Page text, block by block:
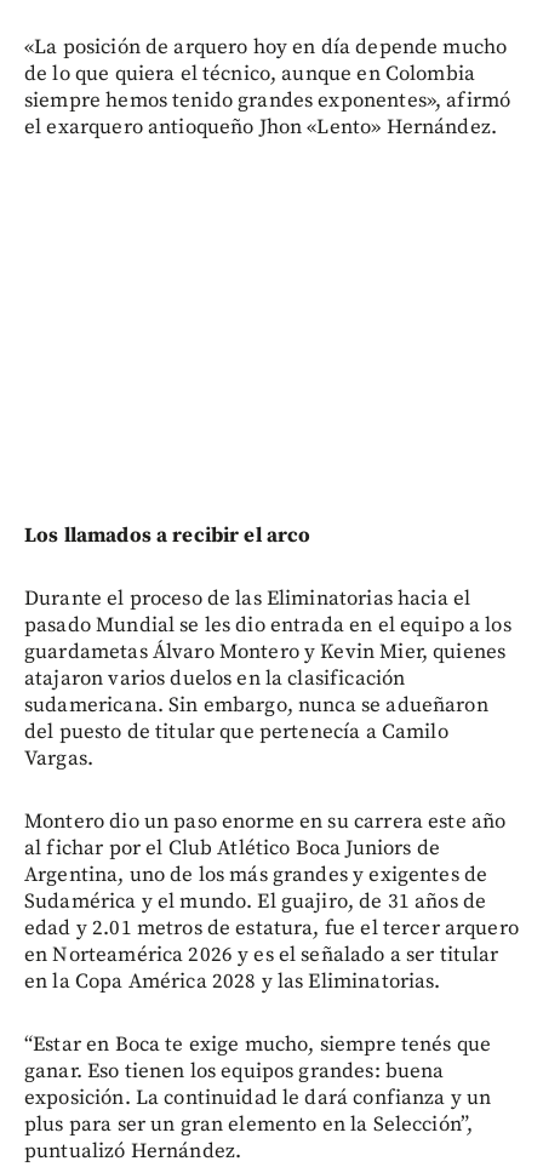
«La posición de arquero hoy en día depende mucho
de lo que quiera el técnico, aunque en Colombia
siempre hemos tenido grandes exponentes», afirmó
el exarquero antioqueño Jhon «Lento» Hernández.
Los llamados a recibir el arco
Durante el proceso de las Eliminatorias hacia el
pasado Mundial se les dio entrada en el equipo a los
guardametas Álvaro Montero y Kevin Mier, quienes
atajaron varios duelos en la clasificación
sudamericana. Sin embargo, nunca se adueñaron
del puesto de titular que pertenecía a Camilo
Vargas.
Montero dio un paso enorme en su carrera este año
al fichar por el Club Atlético Boca Juniors de
Argentina, uno de los más grandes y exigentes de
Sudamérica y el mundo. El guajiro, de 31 años de
edad y 2.01 metros de estatura, fue el tercer arquero
en Norteamérica 2026 y es el señalado a ser titular
en la Copa América 2028 y las Eliminatorias.
“Estar en Boca te exige mucho, siempre tenés que
ganar. Eso tienen los equipos grandes: buena
exposición. La continuidad le dará confianza y un
plus para ser un gran elemento en la Selección”,
puntualizó Hernández.